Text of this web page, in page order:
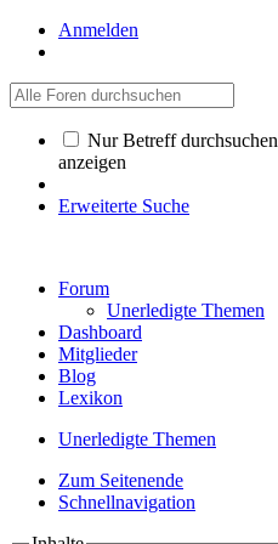
Anmelden
Nur Betreff durchsuchen
anzeigen
Erweiterte Suche
Forum
Unerledigte Themen
Dashboard
Mitglieder
Blog
Lexikon
Unerledigte Themen
Zum Seitenende
Schnellnavigation